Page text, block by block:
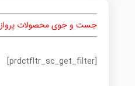
جست و جوی محصولات پرواز
[prdctfltr_sc_get_filter]